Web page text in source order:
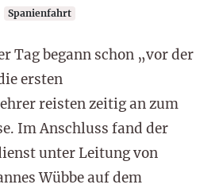
Spanienfahrt
Tag begann schon „vor der
ersten
reisten zeitig an zum
Im Anschluss fand der
unter Leitung von
Wübbe auf dem